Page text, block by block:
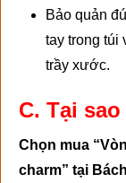
Bảo quản
tay trong túi
trầy xước.
C. Tại
Chọn mua
charm” tại